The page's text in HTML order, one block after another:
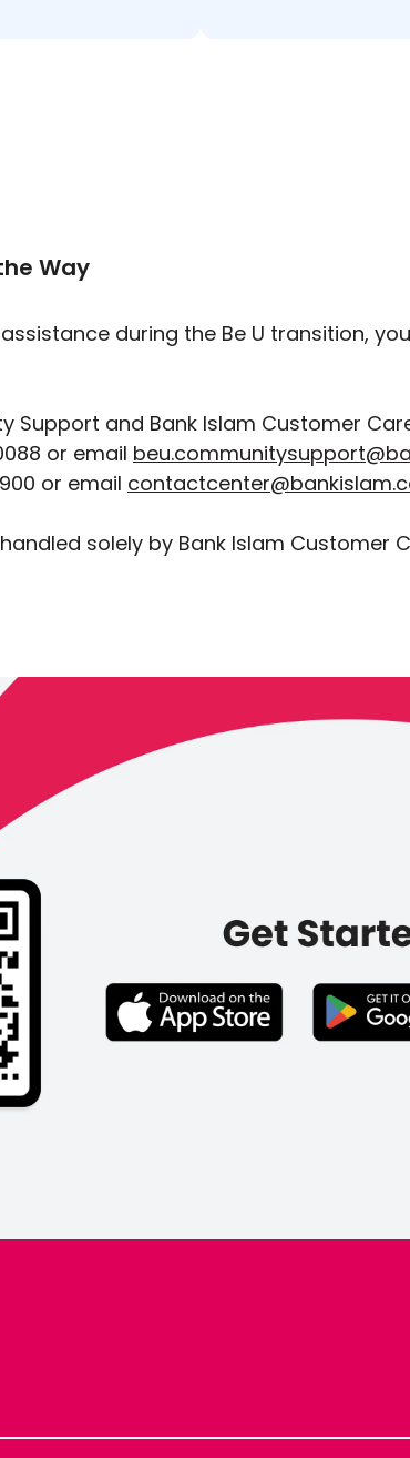
Way
during the Be U transition,
Support and Bank Islam Customer
or email
or email
solely by Bank Islam Customer